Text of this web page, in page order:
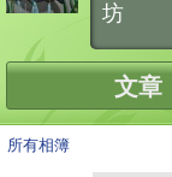
坊
文章
所有相簿